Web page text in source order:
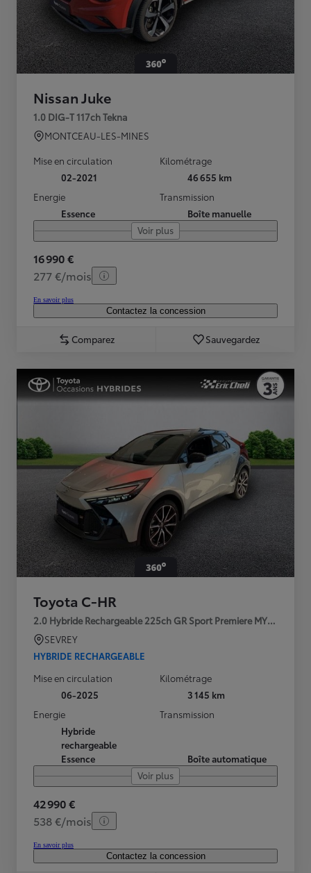
Nissan Juke
1.0 DIG-T 117ch Tekna
MONTCEAU-LES-MINES
Mise en circulation
02-2021
Kilométrage
46 655 km
Energie
Essence
Transmission
Boîte manuelle
Voir plus
16 990 €
277 €/mois
En savoir plus
Contactez la concession
Comparez Sauvegardez
Toyota C-HR
2.0 Hybride Rechargeable 225ch GR Sport Premiere MY25
SEVREY
HYBRIDE RECHARGEABLE
Mise en circulation
06-2025
Kilométrage
3 145 km
Energie
Hybride
rechargeable
Essence
Transmission
Boîte automatique
Voir plus
42 990 €
538 €/mois
En savoir plus
Contactez la concession